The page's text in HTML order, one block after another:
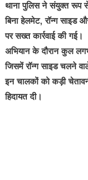
थाना पुलिस ने संयुक्त रूप
बिना हेलमेट, रॉन्ग साइड
पर सख्त कार्रवाई की गई।
अभियान के दौरान कुल
जिसमें रॉन्ग साइड चलने
इन चालकों को कड़ी
हिदायत दी।